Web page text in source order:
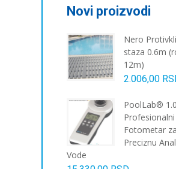
Novi proizvodi
Nero
staza 0.6m
12m)
2.006,00
PoolLab®
Profesionalni
Fotometar za
Preciznu
Vode